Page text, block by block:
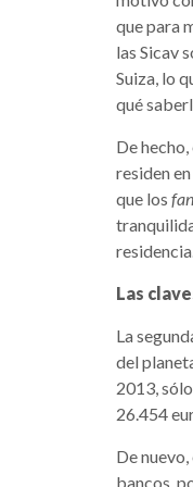
que para
las Sicav
Suiza, lo
qué
De
residen
que los
Las
La
del
2013,
26.454
De
bancos,